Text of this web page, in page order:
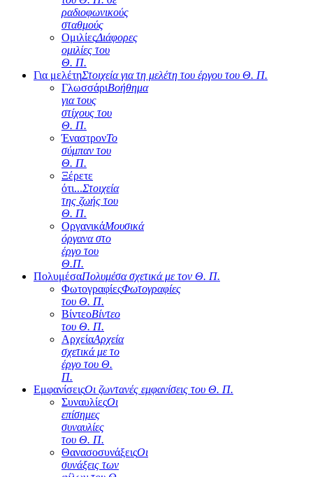
ραδιοφωνικούς
σταθμούς
ΟμιλίεςΔιάφορες
ομιλίες του
Θ. Π.
Για μελέτηΣτοιχεία για τη μελέτη του έργου του Θ. Π.
ΓλωσσάριΒοήθημα
για τους
στίχους του
Θ. Π.
ΈναστρονΤο
σύμπαν του
Θ. Π.
Ξέρετε
ότι...Στοιχεία
της ζωής του
Θ. Π.
ΟργανικάΜουσικά
όργανα στο
έργο του
Θ.Π.
ΠολυμέσαΠολυμέσα σχετικά με τον Θ. Π.
ΦωτογραφίεςΦωτογραφίες
του Θ. Π.
ΒίντεοΒίντεο
του Θ. Π.
ΑρχείαΑρχεία
σχετικά με το
έργο του Θ.
Π.
ΕμφανίσειςΟι ζωντανές εμφανίσεις του Θ. Π.
ΣυναυλίεςΟι
επίσημες
συναυλίες
του Θ. Π.
ΘανασοσυνάξειςΟι
συνάξεις των